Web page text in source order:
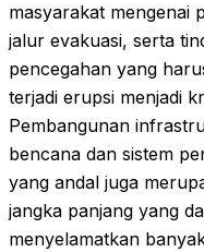
masyarakat mengenai
jalur evakuasi, serta
pencegahan yang
terjadi erupsi menjadi
Pembangunan
bencana dan sistem
yang andal juga
jangka panjang yang
menyelamatkan